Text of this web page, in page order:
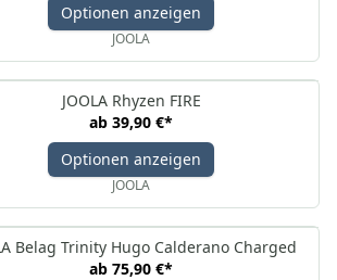
Optionen anzeigen
JOOLA
JOOLA Rhyzen FIRE
ab 39,90 €*
Optionen anzeigen
JOOLA
Belag Trinity Hugo Calderano Charged
ab 75,90 €*